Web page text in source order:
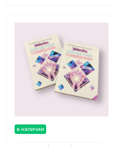
в наличии